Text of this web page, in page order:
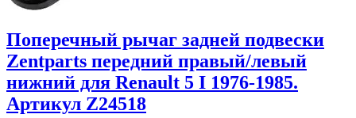
Поперечный рычаг задней подвески
Zentparts передний правый/левый
нижний для Renault 5 I 1976-1985.
Артикул Z24518